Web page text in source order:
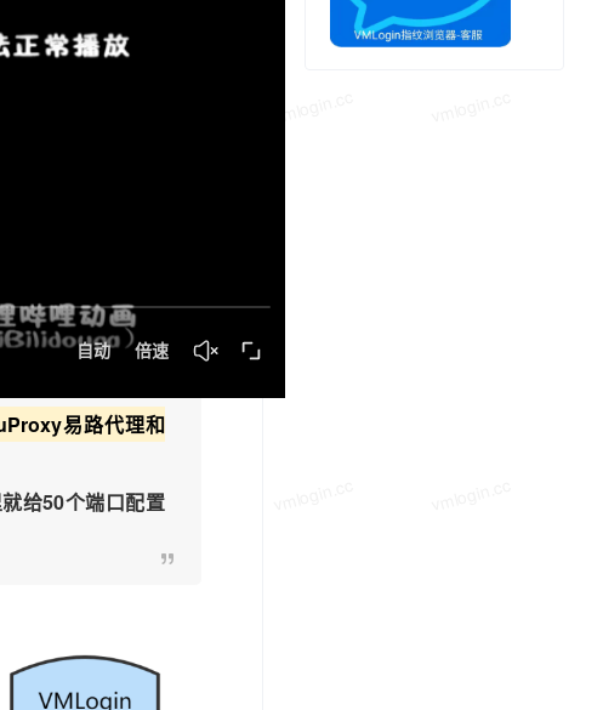
易路代理和
给50个端口配置
vmlogin.cc